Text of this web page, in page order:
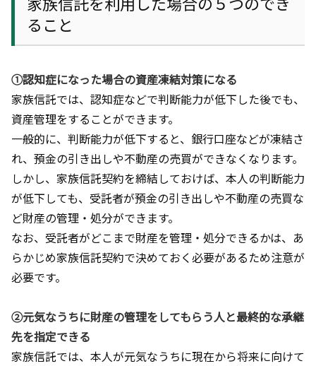
ること
➀認知症になった場合の資産凍結対策になる
家族信託では、認知症などで判断能力が低下した後でも、
資産管理をすることができます。
一般的に、判断能力が低下すると、銀行口座などが凍結さ
れ、預金の引き出しや不動産の売買ができなくなります。
しかし、家族信託契約を締結しておけば、本人の判断能力
が低下しても、受託者が預金の引き出しや不動産の売買な
ど財産の管理・処分ができます。
なお、受託者がどこまで財産を管理・処分できるかは、あ
らかじめ家族信託契約で決めておく必要があるため注意が
必要です。
②元気なうちに財産の管理をしてもらう人と最終的な承継
先を指定できる
家族信託では、本人が元気なうちに現在から将来に向けて